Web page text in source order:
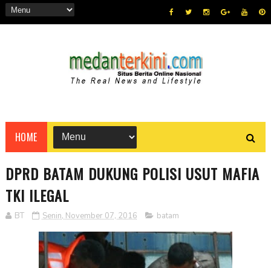
HOME
DPRD BATAM DUKUNG POLISI USUT MAFIA
TKI ILEGAL
BT Senin, November 07, 2016 batam